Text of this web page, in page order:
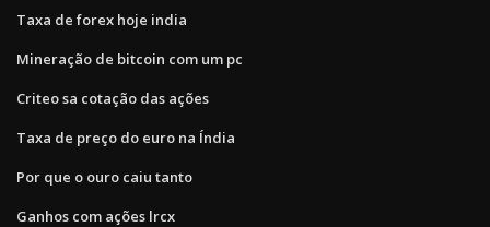
Taxa de forex hoje india
Mineração de bitcoin com um pc
Criteo sa cotação das ações
Taxa de preço do euro na Índia
Por que o ouro caiu tanto
Ganhos com ações lrcx